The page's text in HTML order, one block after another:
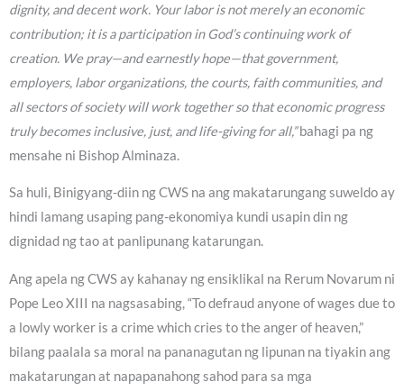
dignity, and decent work. Your labor is not merely an economic
contribution; it is a participation in God’s continuing work of
creation. We pray—and earnestly hope—that government,
employers, labor organizations, the courts, faith communities, and
all sectors of society will work together so that economic progress
truly becomes inclusive, just, and life-giving for all,”bahagi pa ng
mensahe ni Bishop Alminaza.
Sa huli, Binigyang-diin ng CWS na ang makatarungang suweldo ay
hindi lamang usaping pang-ekonomiya kundi usapin din ng
dignidad ng tao at panlipunang katarungan.
Ang apela ng CWS ay kahanay ng ensiklikal na Rerum Novarum ni
Pope Leo XIII na nagsasabing, “To defraud anyone of wages due to
a lowly worker is a crime which cries to the anger of heaven,”
bilang paalala sa moral na pananagutan ng lipunan na tiyakin ang
makatarungan at napapanahong sahod para sa mga